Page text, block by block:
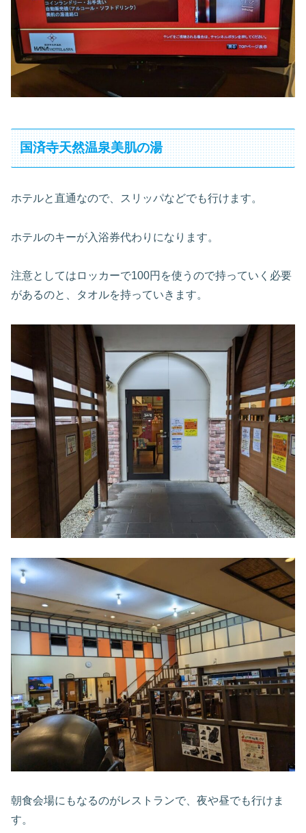
国済寺天然温泉美肌の湯
ホテルと直通なので、スリッパなどでも行けます。
ホテルのキーが入浴券代わりになります。
注意としてはロッカーで100円を使うので持っていく必要
があるのと、タオルを持っていきます。
朝食会場にもなるのがレストランで、夜や昼でも行けま
す。